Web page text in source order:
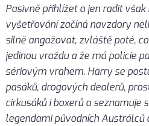
Pasivně přihlížet a jen radit
vyšetřování začíná navzdory
silně angažovat, zvláště poté,
jedinou vraždu a že má policie
sériovým vrahem. Harry se
pasáků, drogových dealerů,
cirkusáků i boxerů a seznamuje
legendami původních Austrálců